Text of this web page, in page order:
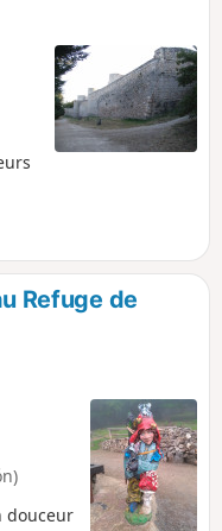
Refuge de
douceur